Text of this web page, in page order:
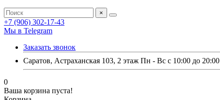
×
+7 (906) 302-17-43
Мы в Telegram
Заказать звонок
Саратов, Астраханская 103, 2 этаж Пн - Вс с 10:00 до 20:00
0
Ваша корзина пуста!